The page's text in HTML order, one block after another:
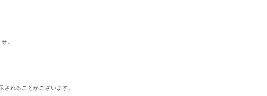
。
れることがございます。